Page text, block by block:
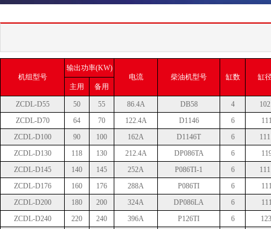
机组型号
输出功率(KW)
电流
柴油机型号 缸数
缸
主用
备用
ZCDL-D55 50 55 86.4A DB58 4
ZCDL-D70
64 70 122.4A D1146 6
ZCDL-D100
90 100 162A D1146T 6
ZCDL-D130
118 130 212.4A DP086TA 6
ZCDL-D145
140 145 252A P086TI-1 6
ZCDL-D176
160 176 288A P086TI 6
ZCDL-D200
180 200 324A DP086LA 6
ZCDL-D240
220 240 396A P126TI 6